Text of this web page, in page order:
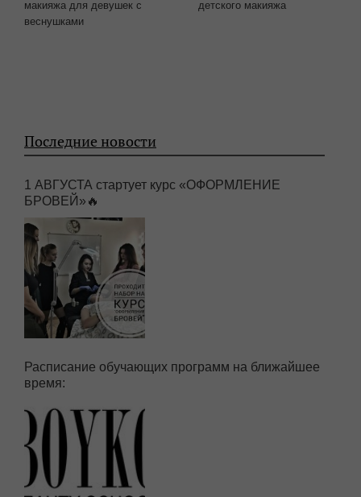
макияжа для девушек с
веснушками
детского макияжа
Последние новости
1 АВГУСТА стартует курс «ОФОРМЛЕНИЕ
БРОВЕЙ»🔥
Расписание обучающих программ на ближайшее
время: